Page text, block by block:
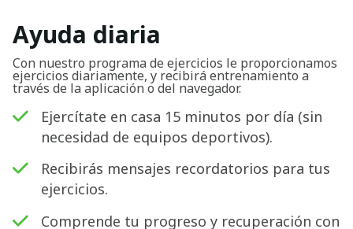
Ayuda diaria
Con nuestro programa de ejercicios le proporcionamos
ejercicios diariamente, y recibirá entrenamiento a
través de la aplicación o del navegador.
Ejercítate en casa 15 minutos por día (sin
necesidad de equipos deportivos).
Recibirás mensajes recordatorios para tus
ejercicios.
Comprende tu progreso y recuperación con